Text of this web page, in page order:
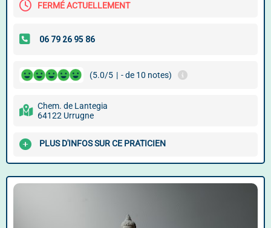
FERMÉ ACTUELLEMENT
(5.0/5 | - de 10 notes)
Chem. de Lantegia
64122 Urrugne
PLUS D'INFOS SUR CE PRATICIEN